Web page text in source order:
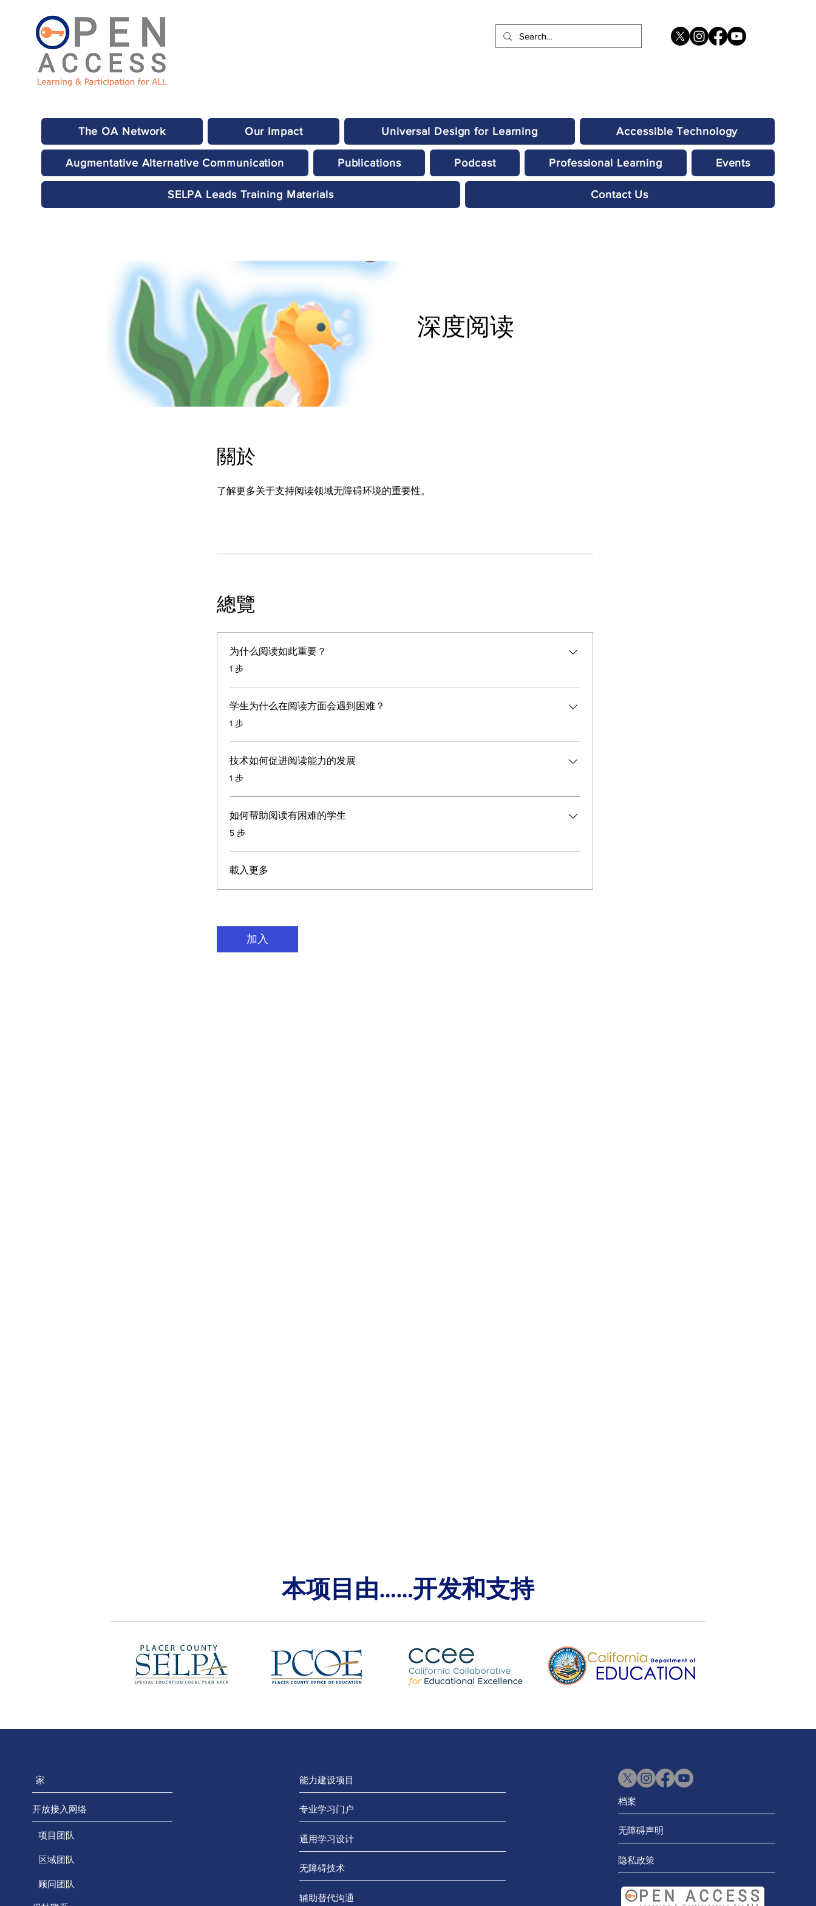
The OA Network Our Impact Universal Design for Learning Accessible Technology
Augmentative Alternative Communication Publications Podcast Professional Learning Events
SELPA Leads Training Materials Contact Us
深度阅读
關於
了解更多关于支持阅读领域无障碍环境的重要性。
總覽
为什么阅读如此重要？
.1 步
学生为什么在阅读方面会遇到困难？
.1 步
技术如何促进阅读能力的发展
.1 步
如何帮助阅读有困难的学生
.5 步
載入更多
加入
本项目由……开发和支持
家
开放接入网络
项目团队
区域团队
顾问团队
能力建设项目
专业学习门户
通用学习设计
无障碍技术
辅助替代沟通
档案
无障碍声明
隐私政策